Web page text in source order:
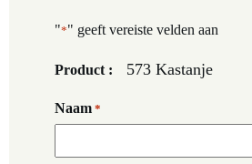
"*" geeft vereiste velden aan
Product : 573 Kastanje
Naam *